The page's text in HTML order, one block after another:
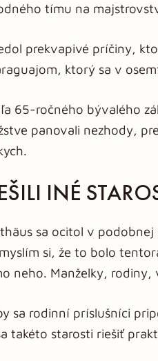
tímu na
prekvapivé príčiny,
ktorý sa v
65-ročného bývalého
panovali nezhody,
INÉ
sa ocitol v podobnej
si, že to bolo
neho. Manželky,
sa rodinní príslušníci
takéto starosti riešiť